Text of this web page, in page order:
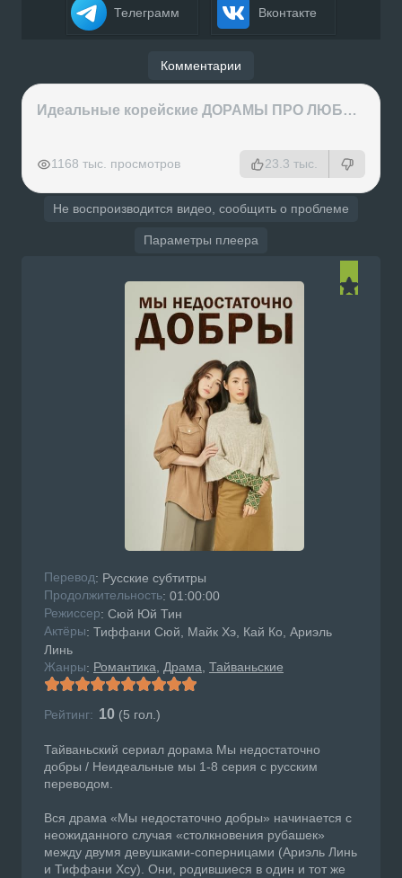
Телеграмм Вконтакте
Комментарии
Идеальные корейские ДОРАМЫ ПРО ЛЮБОВЬ на вечер
1168 тыс. просмотров 23.3 тыс.
Не воспроизводится видео, сообщить о проблеме
Параметры плеера
Перевод: Русские субтитры
Продолжительность: 01:00:00
Режисcер: Сюй Юй Тин
Актёры: Тиффани Сюй, Майк Хэ, Кай Ко, Ариэль
Линь
Жанры: Романтика Драма Тайваньские
Рейтинг: 10 (5 гол.)
Тайваньский сериал дорама Мы недостаточно
добры / Неидеальные мы 1-8 серия с русским
переводом.
Вся драма «Мы недостаточно добры» начинается с
неожиданного случая «столкновения рубашек»
между двумя девушками-соперницами (Ариэль Линь
и Тиффани Хсу). Они, родившиеся в один и тот же